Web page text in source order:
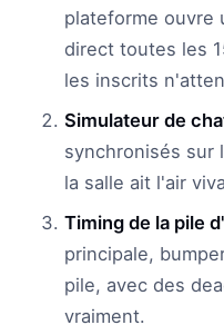
plateforme ouvre
direct toutes les
les inscrits
Simulateur de
synchronisés sur
la salle ait l'air
Timing de la pile
principale,
pile, avec des
vraiment.